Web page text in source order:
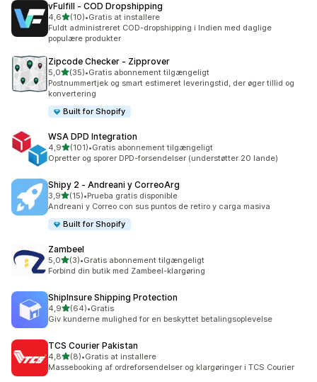
vFulfill ‑ COD Dropshipping
4,6ud af 5 stjerner
(10)
10 anmeldelser i alt
•Gratis at installere
Fuldt administreret COD-dropshipping i Indien med daglige
populære produkter
Zipcode Checker ‑ Zipprover
5,0ud af 5 stjerner
(35)
35 anmeldelser i alt
•Gratis abonnement tilgængeligt
Postnummertjek og smart estimeret leveringstid, der øger tillid og
konvertering
Built for Shopify
WSA DPD Integration
4,9ud af 5 stjerner
(101)
101 anmeldelser i alt
•Gratis abonnement tilgængeligt
Opretter og sporer DPD-forsendelser (understøtter 20 lande)
Shipy 2 ‑ Andreani y CorreoArg
3,9ud af 5 stjerner
(15)
15 anmeldelser i alt
•Prueba gratis disponible
Andreani y Correo con sus puntos de retiro y carga masiva
Built for Shopify
Zambeel
5,0ud af 5 stjerner
(3)
3 anmeldelser i alt
•Gratis abonnement tilgængeligt
Forbind din butik med Zambeel-klargøring
ShipInsure Shipping Protection
4,9ud af 5 stjerner
(64)
64 anmeldelser i alt
•Gratis
Giv kunderne mulighed for en beskyttet betalingsoplevelse
TCS Courier Pakistan
4,8ud af 5 stjerner
(8)
8 anmeldelser i alt
•Gratis at installere
Massebooking af ordreforsendelser og klargøringer i TCS Courier